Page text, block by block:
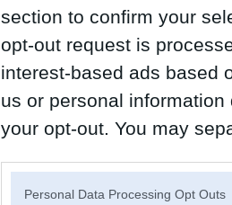
section to confirm your
opt-out request is
interest-based ads based
us or personal
your opt-out. You may
Personal Data Processing Opt Outs